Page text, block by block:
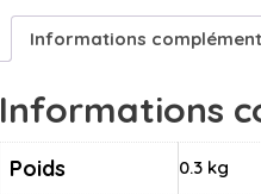
Informations
Informations
Poids 0.3 kg